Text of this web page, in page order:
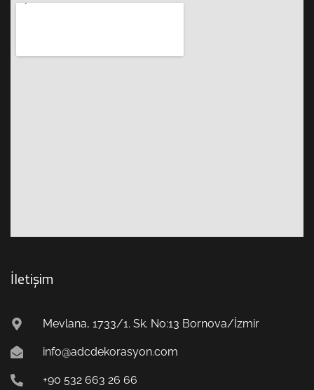
İletişim
Mevlana, 1733/1. Sk. No:13 Bornova/İzmir
info@adcdekorasyon.com
+90 532 663 26 66